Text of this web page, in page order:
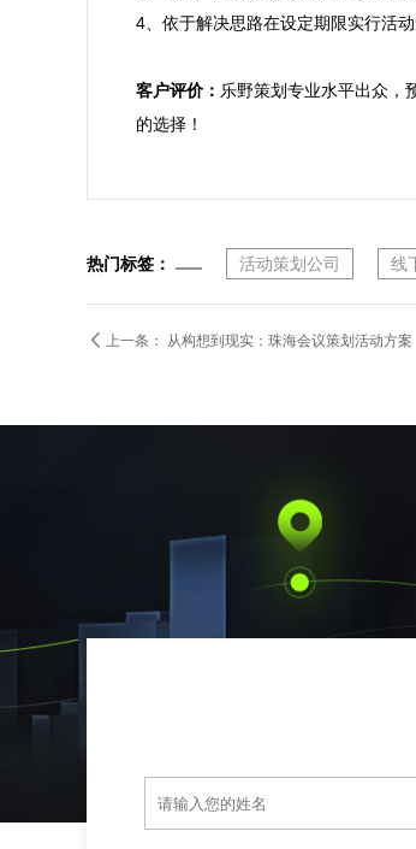
4、依于解决思路在设定期限实行活动
客户评价： 乐野策划专业水平出众，
的选择！
热门标签： 活动策划公司 线
 上一条： 从构想到现实：珠海会议策划活动方案